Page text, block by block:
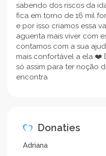
sabendo dos riscos da
fica em torno de 16 mil
e por isso criamos essa
aguenta mais viver com
contamos com a sua
mais confortável a ela ❤️
só assim para ter noção
encontra
Donaties
Adriana